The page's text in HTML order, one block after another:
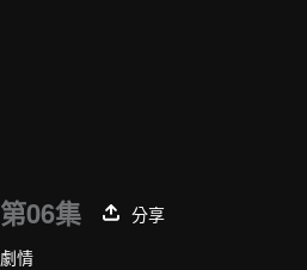
第06集
分享
劇情